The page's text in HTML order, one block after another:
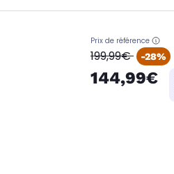
Prix de référence
oldPrice
199,99€ -28%
144,99€